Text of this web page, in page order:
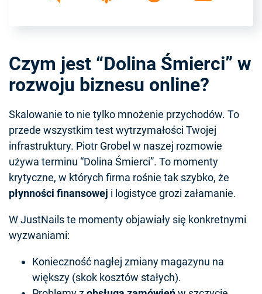
Czym jest “Dolina Śmierci” w
rozwoju biznesu online?
Skalowanie to nie tylko mnożenie przychodów. To
przede wszystkim test wytrzymałości Twojej
infrastruktury. Piotr Grobel w naszej rozmowie
używa terminu “Dolina Śmierci”. To momenty
krytyczne, w których firma rośnie tak szybko, że
płynności finansowej i logistyce grozi załamanie.
W JustNails te momenty objawiały się konkretnymi
wyzwaniami:
Konieczność nagłej zmiany magazynu na
większy (skok kosztów stałych).